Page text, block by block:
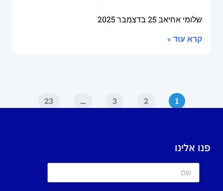
שלומי אחיאב25 בדצמבר 2025
קרא עוד »
1
2
3
…
23
פנו אלינו